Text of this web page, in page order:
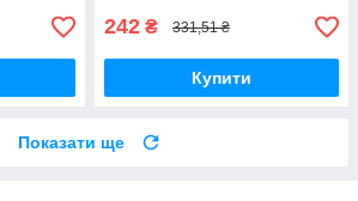
242 ₴ 331,51 ₴
Купити
Показати ще